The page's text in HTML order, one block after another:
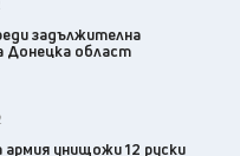
задължителна
Донецка област
армия унищожи 12 руски